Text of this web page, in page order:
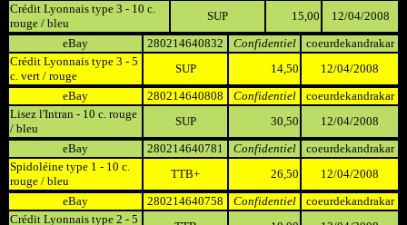
Crédit Lyonnais type 3 - 10 c.
rouge / bleu
SUP 15,00
12/04/2008
eBay
280214640832 Confidentiel
coeurdekandrakar
Crédit Lyonnais type 3 - 5
c. vert / rouge
SUP 14,50
12/04/2008
eBay
280214640808 Confidentiel
coeurdekandrakar
Lisez l'Intran - 10 c. rouge
/ bleu
SUP 30,50
12/04/2008
eBay
280214640781 Confidentiel
coeurdekandrakar
Spidoléine type 1 - 10 c.
rouge / bleu
TTB+ 26,50
12/04/2008
eBay
280214640758 Confidentiel
coeurdekandrakar
Crédit Lyonnais type 2 - 5